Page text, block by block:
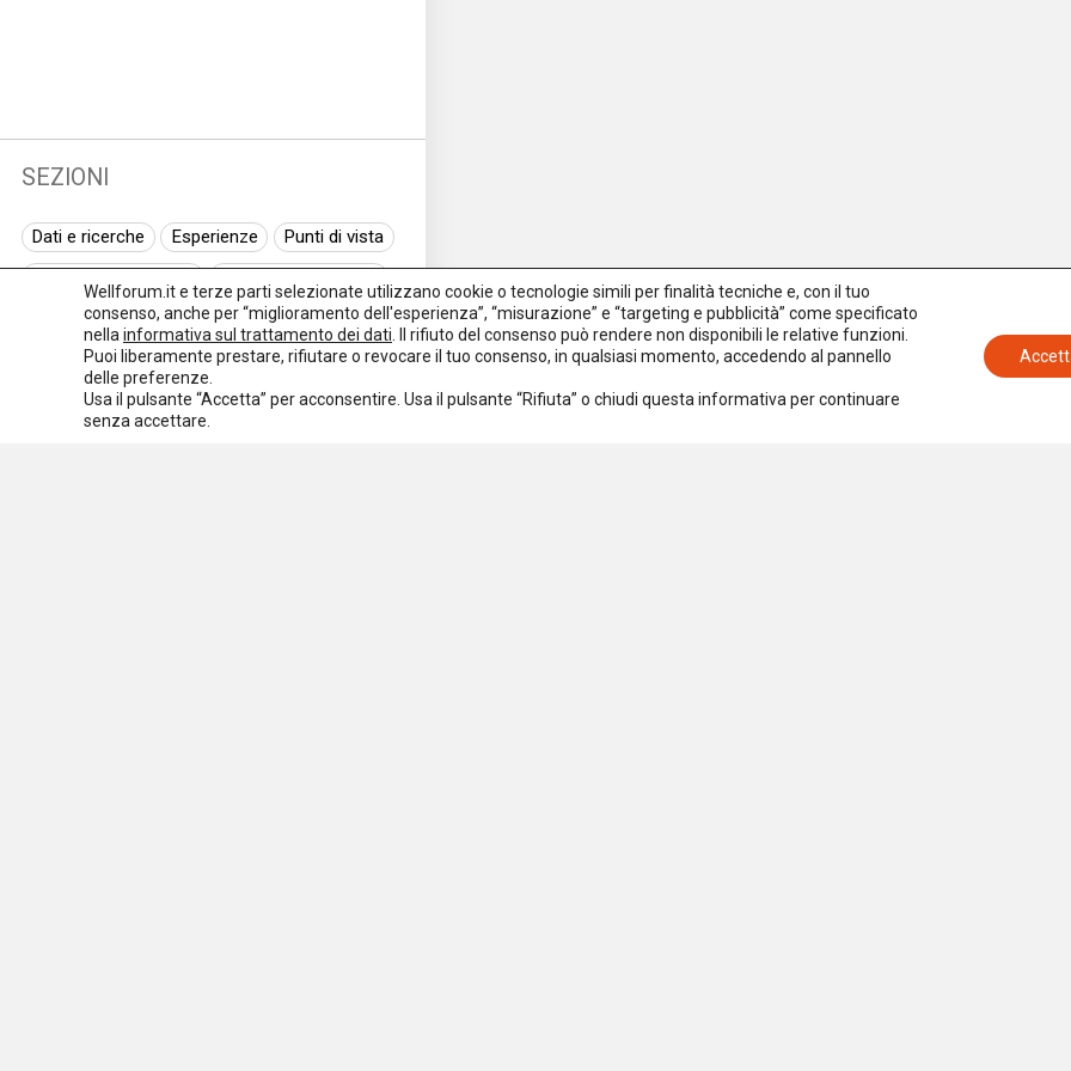
SEZIONI
Dati e ricerche Esperienze
Punti di vista
Normativa europea
Rassegna normativa
I seminari di Welforum
Eventi
Spazio ai promotori
Wellforum.it e terze parti selezionate utilizzano cookie o tecnologie simili per finalità tecniche e, con il tuo
consenso, anche per “miglioramento dell'esperienza”, “misurazione” e “targeting e pubblicità” come specificato
nella informativa sul trattamento dei dati . Il rifiuto del consenso può rendere non disponibili le relative funzioni.
Puoi liberamente prestare, rifiutare o revocare il tuo consenso, in qualsiasi momento, accedendo al pannello
delle preferenze.
Usa il pulsante “Accetta” per acconsentire. Usa il pulsante “Rifiuta” o chiudi questa informativa per continuare
senza accettare.